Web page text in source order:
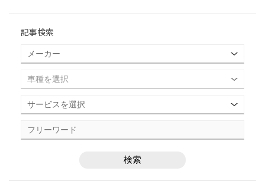
記事検索